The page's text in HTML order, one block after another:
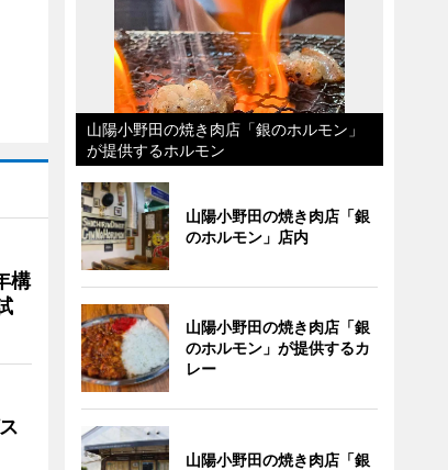
構
山陽小野田の焼き肉店「銀のホルモン」
が提供するホルモン
山陽小野田の焼き肉店「銀
のホルモン」店内
山陽小野田の焼き肉店「銀
のホルモン」が提供するカ
レー
山陽小野田の焼き肉店「銀